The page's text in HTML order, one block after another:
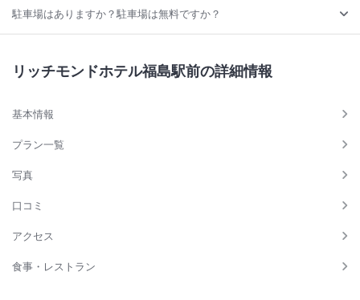
駐車場はありますか？駐車場は無料ですか？
リッチモンドホテル福島駅前の詳細情報
基本情報
プラン一覧
写真
口コミ
アクセス
食事・レストラン